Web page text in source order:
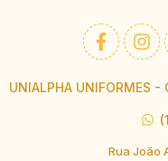
UNIALPHA UNIFORMES
Rua João